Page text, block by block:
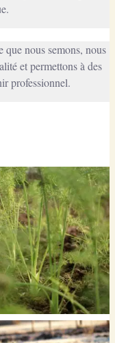
que nous semons, nous
et permettons à des
professionnel.